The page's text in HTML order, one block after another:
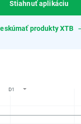
Stiahnuť aplikáciu
produkty XTB